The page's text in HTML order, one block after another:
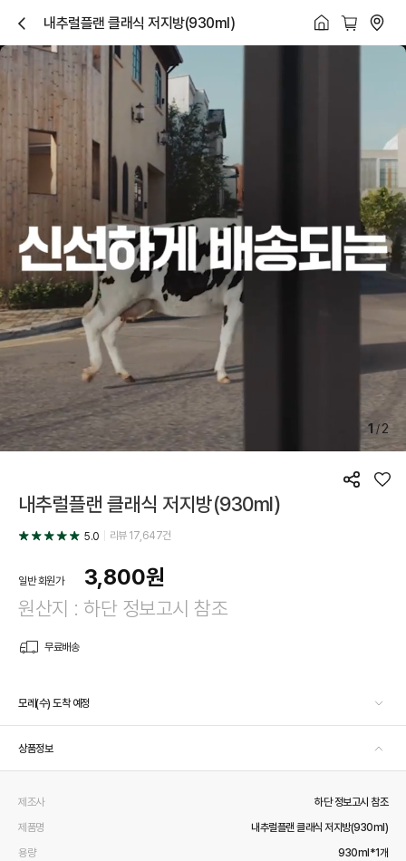
닫
기
내추럴플랜 클래식 저지방(930ml)
1 /2
공
좋
내추럴플랜 클래식 저지방(930ml)
5.0 리뷰17,647건
일반 회원가 3,800원
원산지 : 하단 정보고시 참조
무료배송
모레(수) 도착 예정
상품정보
제조사
하단 정보고시 참조
제품명
내추럴플랜 클래식 저지방(930ml)
용량
930ml*1개